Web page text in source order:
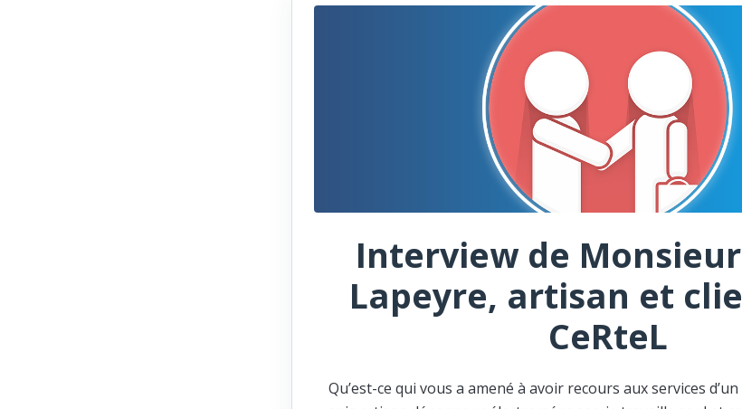
Interview de
Lapeyre, artisan et
CeRteL
Qu’est-ce qui vous a amené à avoir recours aux services